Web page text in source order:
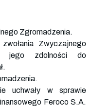
Zgromadzenia.
Zwyczajnego
i jego zdolności do
uchwały w sprawie
Feroco S.A.